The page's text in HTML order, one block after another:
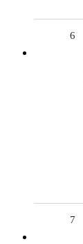
6
7